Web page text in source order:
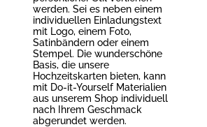
werden. Sei es neben einem
individuellen Einladungstext
mit Logo, einem Foto,
Satinbändern oder einem
Stempel. Die wunderschöne
Basis, die unsere
Hochzeitskarten bieten, kann
mit Do-it-Yourself Materialien
aus unserem Shop individuell
nach Ihrem Geschmack
abgerundet werden.